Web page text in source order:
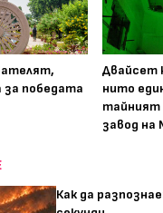
за победата
Двайсет
нито
тайният
завод на
Как да